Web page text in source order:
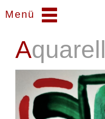
Menü
Aquarell